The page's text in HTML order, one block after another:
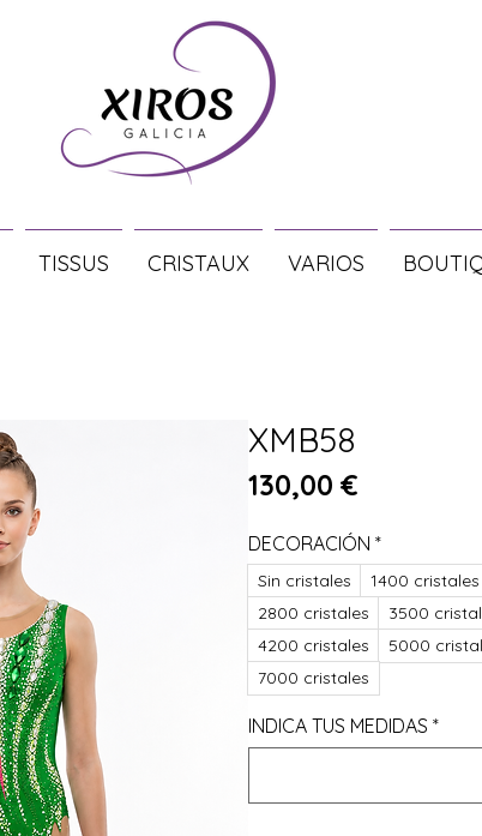
TISSUS CRISTAUX VARIOS
XMB58
130,00 €
DECORACIÓN *
Sin cristales 1400 cristales
2800 cristales
3500
4200 cristales
5000
7000 cristales
INDICA TUS MEDIDAS *